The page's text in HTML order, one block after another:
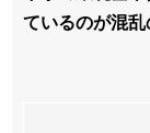
ているのが混乱